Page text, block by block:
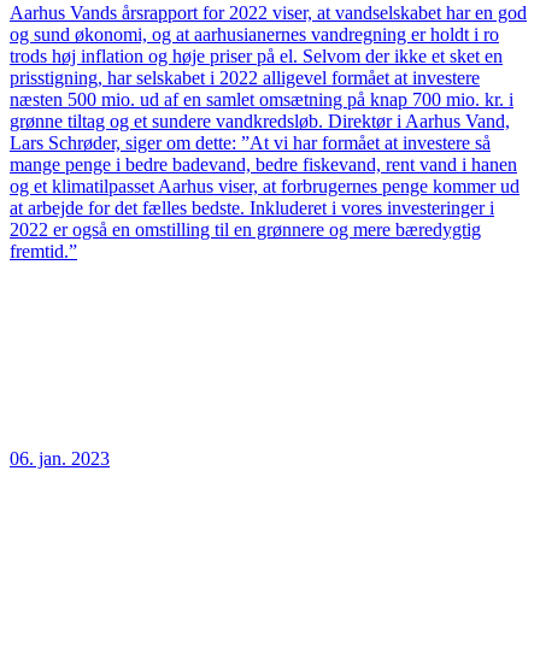
Aarhus Vands årsrapport for 2022 viser, at vandselskabet har en god
og sund økonomi, og at aarhusianernes vandregning er holdt i ro
trods høj inflation og høje priser på el. Selvom der ikke et sket en
prisstigning, har selskabet i 2022 alligevel formået at investere
næsten 500 mio. ud af en samlet omsætning på knap 700 mio. kr. i
grønne tiltag og et sundere vandkredsløb. Direktør i Aarhus Vand,
Lars Schrøder, siger om dette: ”At vi har formået at investere så
mange penge i bedre badevand, bedre fiskevand, rent vand i hanen
og et klimatilpasset Aarhus viser, at forbrugernes penge kommer ud
at arbejde for det fælles bedste. Inkluderet i vores investeringer i
2022 er også en omstilling til en grønnere og mere bæredygtig
fremtid.”
06. jan. 2023